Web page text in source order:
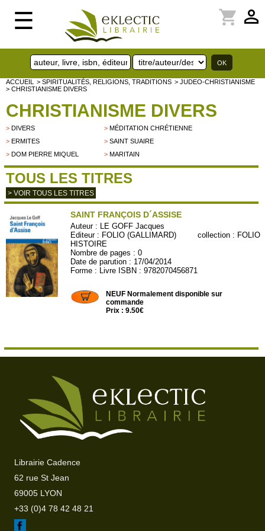
☰ perm_identity
shopping_cart
ACCUEIL > SPIRITUALITÉS, RELIGIONS, TRADITIONS > JUDEO-CHRISTIANISME
> CHRISTIANISME DIVERS
CHRISTIANISME DIVERS
> DIVERS >MÉDITATION CHRÉTIENNE
> ERMITES >SAINT SUAIRE
> DOM PIERRE MIQUEL >MARITAIN
TOUS LES TITRES
> VOIR TOUS LES TITRES
SAINT FRANÇOIS D´ASSISE
Auteur : LE GOFF Jacques
Editeur : FOLIO (GALLIMARD) collection : FOLIO
HISTOIRE
Nombre de pages : 0
Date de parution : 17/04/2014
Forme : Livre ISBN : 9782070456871
NEUF Normalement disponible sur
commande
Prix : 9.50€
Librairie Cadence
62 rue St Jean
69005 LYON
+33 (0)4 78 42 48 21